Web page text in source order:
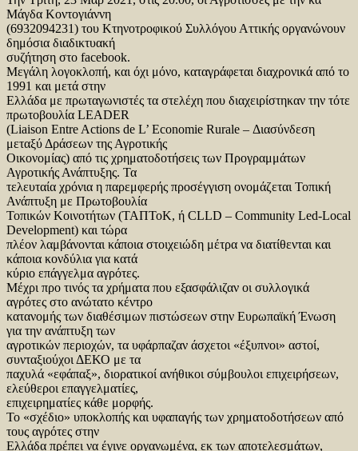
Μάγδα Κοντογιάννη
(6932094231) του Κτηνοτροφικού Συλλόγου Αττικής οργανώνουν
δημόσια διαδικτυακή
συζήτηση στο facebook.
Μεγάλη λογοκλοπή, και όχι μόνο, καταγράφεται διαχρονικά από το
1991 και μετά στην
Ελλάδα με πρωταγωνιστές τα στελέχη που διαχειρίστηκαν την τότε
πρωτοβουλία LEADER
(Liaison Entre Actions de L’ Economie Rurale – Διασύνδεση
μεταξύ Δράσεων της Αγροτικής
Οικονομίας) από τις χρηματοδοτήσεις των Προγραμμάτων
Αγροτικής Ανάπτυξης. Τα
τελευταία χρόνια η παρεμφερής προσέγγιση ονομάζεται Τοπική
Ανάπτυξη με Πρωτοβουλία
Τοπικών Κοινοτήτων (ΤΑΠΤοΚ, ή CLLD – Community Led-Local
Development) και τώρα
πλέον λαμβάνονται κάποια στοιχειώδη μέτρα να διατίθενται και
κάποια κονδύλια για κατά
κύριο επάγγελμα αγρότες.
Μέχρι προ τινός τα χρήματα που εξασφάλιζαν οι συλλογικά
αγρότες στο ανώτατο κέντρο
κατανομής των διαθέσιμων πιστώσεων στην Ευρωπαϊκή Ένωση
για την ανάπτυξη των
αγροτικών περιοχών, τα υφάρπαζαν άσχετοι «έξυπνοι» αστοί,
συνταξιούχοι ΔΕΚΟ με τα
παχυλά «εφάπαξ», διορατικοί ανήθικοι σύμβουλοι επιχειρήσεων,
ελεύθεροι επαγγελματίες,
επιχειρηματίες κάθε μορφής.
Το «σχέδιο» υποκλοπής και υφαπαγής των χρηματοδοτήσεων από
τους αγρότες στην
Ελλάδα πρέπει να έγινε οργανωμένα, εκ των αποτελεσμάτων,